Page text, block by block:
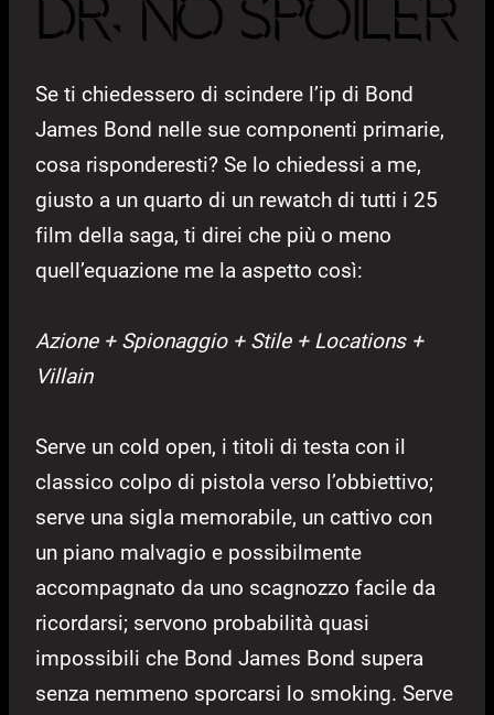
Se ti chiedessero di scindere l’ip di Bond
James Bond nelle sue componenti primarie,
cosa risponderesti? Se lo chiedessi a me,
giusto a un quarto di un rewatch di tutti i 25
film della saga, ti direi che più o meno
quell’equazione me la aspetto così:
Azione + Spionaggio + Stile + Locations +
Villain
Serve un cold open, i titoli di testa con il
classico colpo di pistola verso l’obbiettivo;
serve una sigla memorabile, un cattivo con
un piano malvagio e possibilmente
accompagnato da uno scagnozzo facile da
ricordarsi; servono probabilità quasi
impossibili che Bond James Bond supera
senza nemmeno sporcarsi lo smoking. Serve